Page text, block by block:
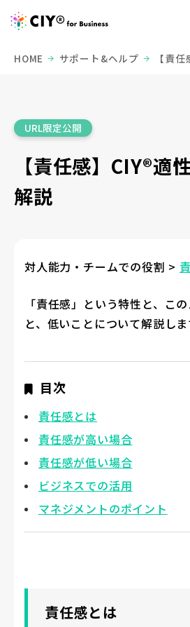
HOME サポート&ヘルプ
【責
URL限定公開
【責任感】CIY®適
解説
対人能力・チームでの役割 >
「責任感」という特性と、こ
と、低いことについて解説しま
目次
責任感とは
責任感が高い場合
責任感が低い場合
ビジネスでの活用
マネジメントのポイント
責任感とは